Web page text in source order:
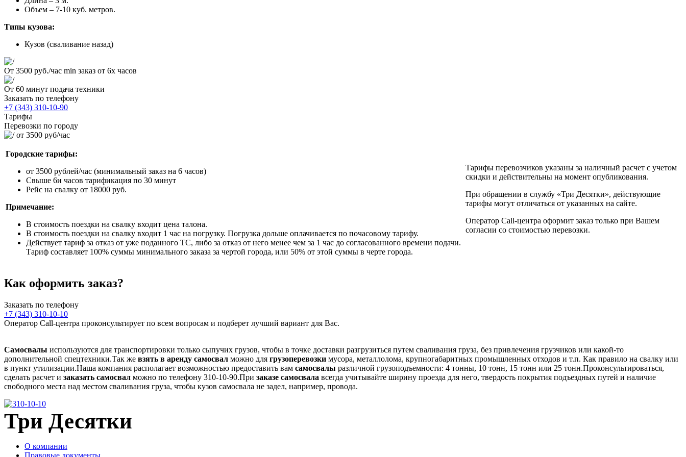
Объем – 7-10 куб. метров.
Типы кузова:
Кузов (сваливание назад)
От 3500 руб./час min заказ от 6х часов
От 60 минут подача техники
Заказать по телефону
+7 (343) 310-10-90
Тарифы
Перевозки по городу
от 3500 руб/час
Городские тарифы:
от 3500 рублей/час (минимальный заказ на 6 часов)
Свыше 6и часов тарификация по 30 минут
Рейс на свалку от 18000 руб.
Примечание:
В стоимость поездки на свалку входит цена талона.
В стоимость поездки на свалку входит 1 час на погрузку. Погрузка дольше оплачивается по почасовому тарифу.
Действует тариф за отказ от уже поданного ТС, либо за отказ от него менее чем за 1 час до согласованного времени подачи.
Тариф составляет 100% суммы минимального заказа за чертой города, или 50% от этой суммы в черте города.
Тарифы перевозчиков указаны за наличный расчет с учетом
скидки и действительны на момент опубликования.
При обращении в службу «‎Три Десятки»‎, действующие
тарифы могут отличаться от указанных на сайте.
Оператор Call-центра оформит заказ только при Вашем
согласии со стоимостью перевозки.
Как оформить заказ?
Заказать по телефону
+7 (343) 310-10-10
Оператор Call-центра проконсультирует по всем вопросам и подберет лучший вариант для Вас.
Самосвалы используются для транспортировки только сыпучих грузов, чтобы в точке доставки разгрузиться путем сваливания груза, без привлечения грузчиков или какой-то
дополнительной спецтехники.Так же взять в аренду самосвал можно для грузоперевозки мусора, металлолома, крупногабаритных промышленных отходов и т.п. Как правило на свалку или
в пункт утилизации.Наша компания располагает возможностью предоставить вам самосвалы различной грузоподъемности: 4 тонны, 10 тонн, 15 тонн или 25 тонн.Проконсультироваться,
сделать расчет и заказать самосвал можно по телефону 310-10-90.При заказе самосвала всегда учитывайте ширину проезда для него, твердость покрытия подъездных путей и наличие
свободного места над местом сваливания груза, чтобы кузов самосвала не задел, например, провода.
Три Десятки
О компании
Правовые документы